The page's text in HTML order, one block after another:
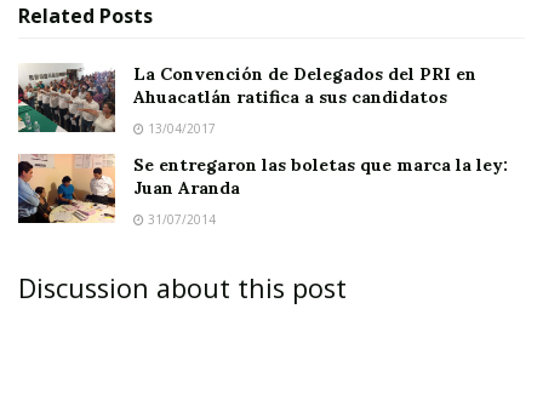
Related Posts
La Convención de Delegados del PRI en
Ahuacatlán ratifica a sus candidatos
13/04/2017
Se entregaron las boletas que marca la ley:
Juan Aranda
31/07/2014
Discussion about this post